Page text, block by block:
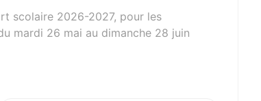
scolaire 2026-2027, pour les
mardi 26 mai au dimanche 28 juin